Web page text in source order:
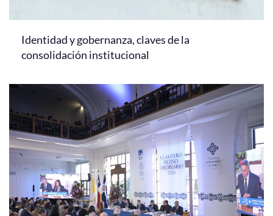
Identidad y gobernanza, claves de la
consolidación institucional